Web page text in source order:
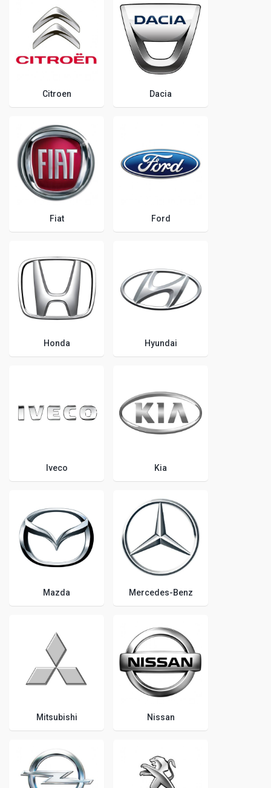
Citroen Dacia
Fiat Ford
Honda Hyundai
Iveco Kia
Mazda Mercedes-Benz
Mitsubishi Nissan